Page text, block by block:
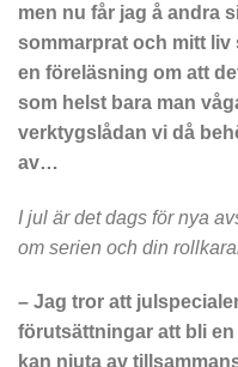
men nu får jag å andra
sommarprat och mitt liv
en föreläsning om att
som helst bara man
verktygslådan vi då
av…
I jul är det dags för nya
om serien och din
– Jag tror att
förutsättningar att bli
kan njuta av